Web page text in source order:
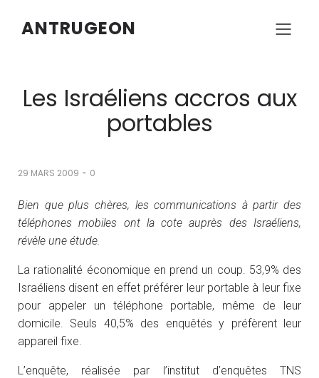
ANTRUGEON
Les Israéliens accros aux
portables
29 MARS 2009 - 0
Bien que plus chères, les communications à partir des
téléphones mobiles ont la cote auprès des Israéliens,
révèle une étude.
La rationalité économique en prend un coup. 53,9% des
Israéliens disent en effet préférer leur portable à leur fixe
pour appeler un téléphone portable, même de leur
domicile. Seuls 40,5% des enquêtés y préfèrent leur
appareil fixe.
L’enquête, réalisée par l’institut d’enquêtes TNS